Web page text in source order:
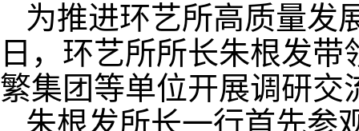
为推进环艺所高质量发
日，环艺所所长朱根发
繁集团等单位开展调研交
朱根发所长一行首先参